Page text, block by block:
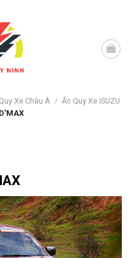
Xe Châu Á / Ắc Quy Xe ISUZU